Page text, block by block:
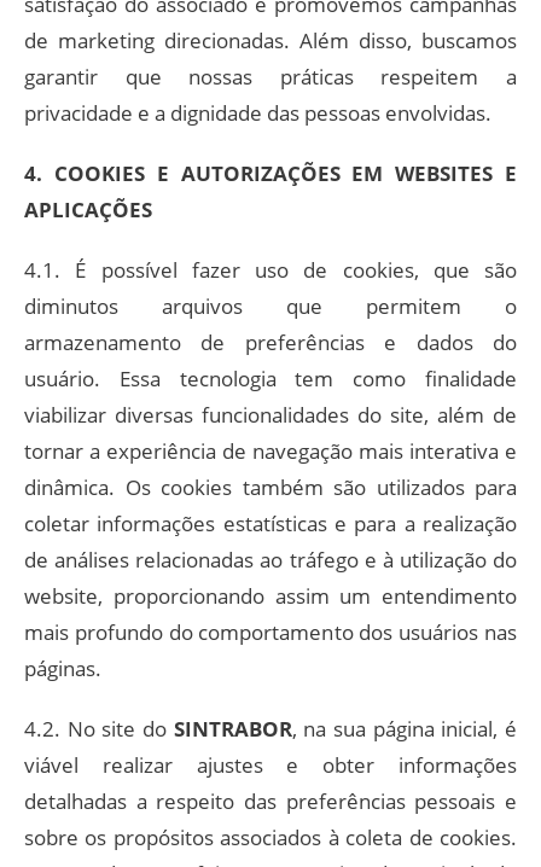
de marketing direcionadas. Além disso, buscamos
garantir que nossas práticas respeitem a
privacidade e a dignidade das pessoas envolvidas.
4. COOKIES E AUTORIZAÇÕES EM WEBSITES E
APLICAÇÕES
4.1. É possível fazer uso de cookies, que são
diminutos arquivos que permitem o
armazenamento de preferências e dados do
usuário. Essa tecnologia tem como finalidade
viabilizar diversas funcionalidades do site, além de
tornar a experiência de navegação mais interativa e
dinâmica. Os cookies também são utilizados para
coletar informações estatísticas e para a realização
de análises relacionadas ao tráfego e à utilização do
website, proporcionando assim um entendimento
mais profundo do comportamento dos usuários nas
páginas.
4.2. No site do SINTRABOR, na sua página inicial, é
viável realizar ajustes e obter informações
detalhadas a respeito das preferências pessoais e
sobre os propósitos associados à coleta de cookies.